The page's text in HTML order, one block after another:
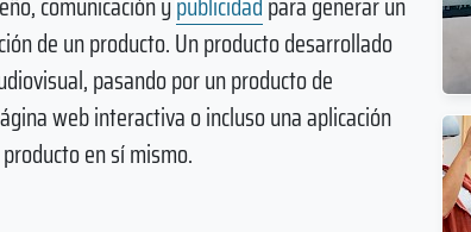
de un producto. Un producto desarrollado
pasando por un producto de
web interactiva o incluso una aplicación
en sí mismo.